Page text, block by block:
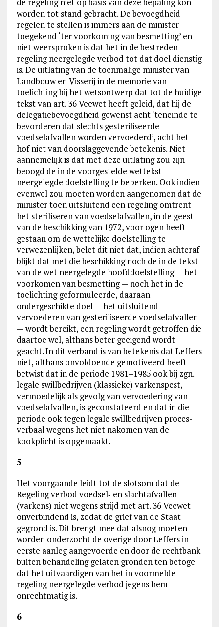
worden tot stand gebracht. De bevoegdheid
regelen te stellen is immers aan de minister
toegekend ‘ter voorkoming van besmetting’ en
niet weersproken is dat het in de bestreden
regeling neergelegde verbod tot dat doel dienstig
is. De uitlating van de toenmalige minister van
Landbouw en Visserij in de memorie van
toelichting bij het wetsontwerp dat tot de huidige
tekst van art. 36 Veewet heeft geleid, dat hij de
delegatiebevoegdheid gewenst acht ‘teneinde te
bevorderen dat slechts gesteriliseerde
voedselafvallen worden vervoederd’, acht het
hof niet van doorslaggevende betekenis. Niet
aannemelijk is dat met deze uitlating zou zijn
beoogd de in de voorgestelde wettekst
neergelegde doelstelling te beperken. Ook indien
evenwel zou moeten worden aangenomen dat de
minister toen uitsluitend een regeling omtrent
het steriliseren van voedselafvallen, in de geest
van de beschikking van 1972, voor ogen heeft
gestaan om de wettelijke doelstelling te
verwezenlijken, belet dit niet dat, indien achteraf
blijkt dat met die beschikking noch de in de tekst
van de wet neergelegde hoofddoelstelling — het
voorkomen van besmetting — noch het in de
toelichting geformuleerde, daaraan
ondergeschikte doel — het uitsluitend
vervoederen van gesteriliseerde voedselafvallen
— wordt bereikt, een regeling wordt getroffen die
daartoe wel, althans beter geeigend wordt
geacht. In dit verband is van betekenis dat Leffers
niet, althans onvoldoende gemotiveerd heeft
betwist dat in de periode 1981–1985 ook bij zgn.
legale swillbedrijven (klassieke) varkenspest,
vermoedelijk als gevolg van vervoedering van
voedselafvallen, is geconstateerd en dat in die
periode ook tegen legale swillbedrijven proces-
verbaal wegens het niet nakomen van de
kookplicht is opgemaakt.
5
Het voorgaande leidt tot de slotsom dat de
Regeling verbod voedsel‑ en slachtafvallen
(varkens) niet wegens strijd met art. 36 Veewet
onverbindend is, zodat de grief van de Staat
gegrond is. Dit brengt mee dat alsnog moeten
worden onderzocht de overige door Leffers in
eerste aanleg aangevoerde en door de rechtbank
buiten behandeling gelaten gronden ten betoge
dat het uitvaardigen van het in voormelde
regeling neergelegde verbod jegens hem
onrechtmatig is.
6